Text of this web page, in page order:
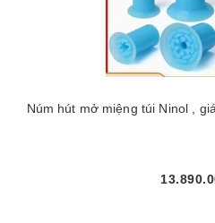
Núm hút mở miệng túi Ninol ,